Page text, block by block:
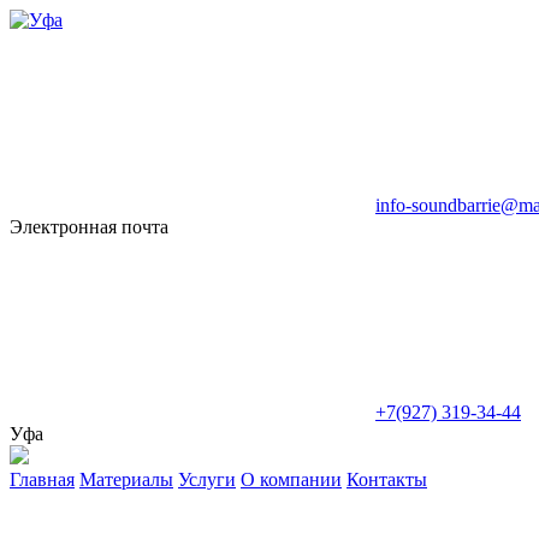
info-
Электронная почта
+7(927) 319-34-44
Уфа
Главная Материалы Услуги О компании Контакты